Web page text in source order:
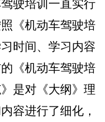
《机动车驾驶培
时间、学习内容
《机动车驾驶培
是对《大纲》理
容进行了细化，